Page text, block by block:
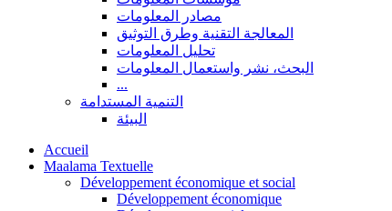
مصادر المعلومات
المعالجة التقنية وطرق التوثيق
تحليل المعلومات
البحث، نشر واستعمال المعلومات
...
التنمية المستدامة
البيئة
Accueil
Maalama Textuelle
Développement économique et social
Développement économique